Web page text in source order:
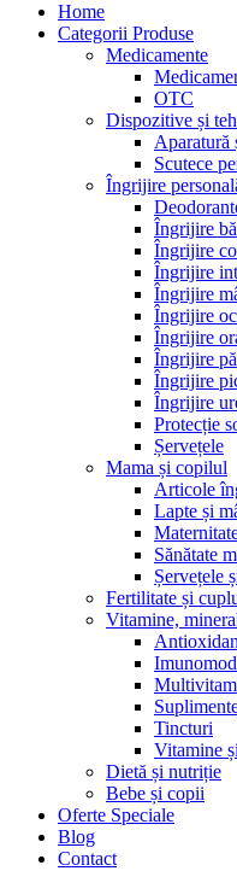
Home
Categorii Produse
Medicamente
OTC
Dispozitive și
Aparatură
Scutece
Îngrijire
Îngrijire
Îngrijire
Îngrijire
Îngrijire
Îngrijire
Îngrijire
Îngrijire
Îngrijire
Îngrijire
Protecție
Șervețele
Mama și copilul
Articole
Lapte și
Sănătate
Șervețele
Fertilitate și
Vitamine,
Tincturi
Vitamine
Dietă și nutriție
Bebe și copii
Oferte Speciale
Blog
Contact